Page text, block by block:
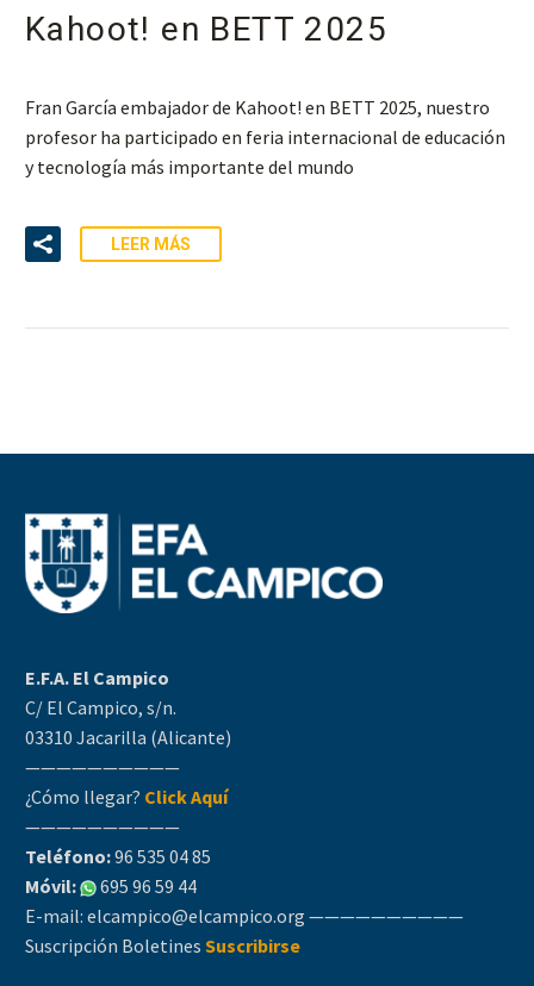
Kahoot! en BETT 2025
Fran García embajador de Kahoot! en BETT 2025, nuestro
profesor ha participado en feria internacional de educación
y tecnología más importante del mundo
LEER MÁS
E.F.A. El Campico
C/ El Campico, s/n.
03310 Jacarilla (Alicante)
——————————
¿Cómo llegar? Click Aquí
——————————
Teléfono:96 535 04 85
Móvil:
695 96 59 44
E-mail: elcampico@elcampico.org ——————————
Suscripción Boletines Suscribirse